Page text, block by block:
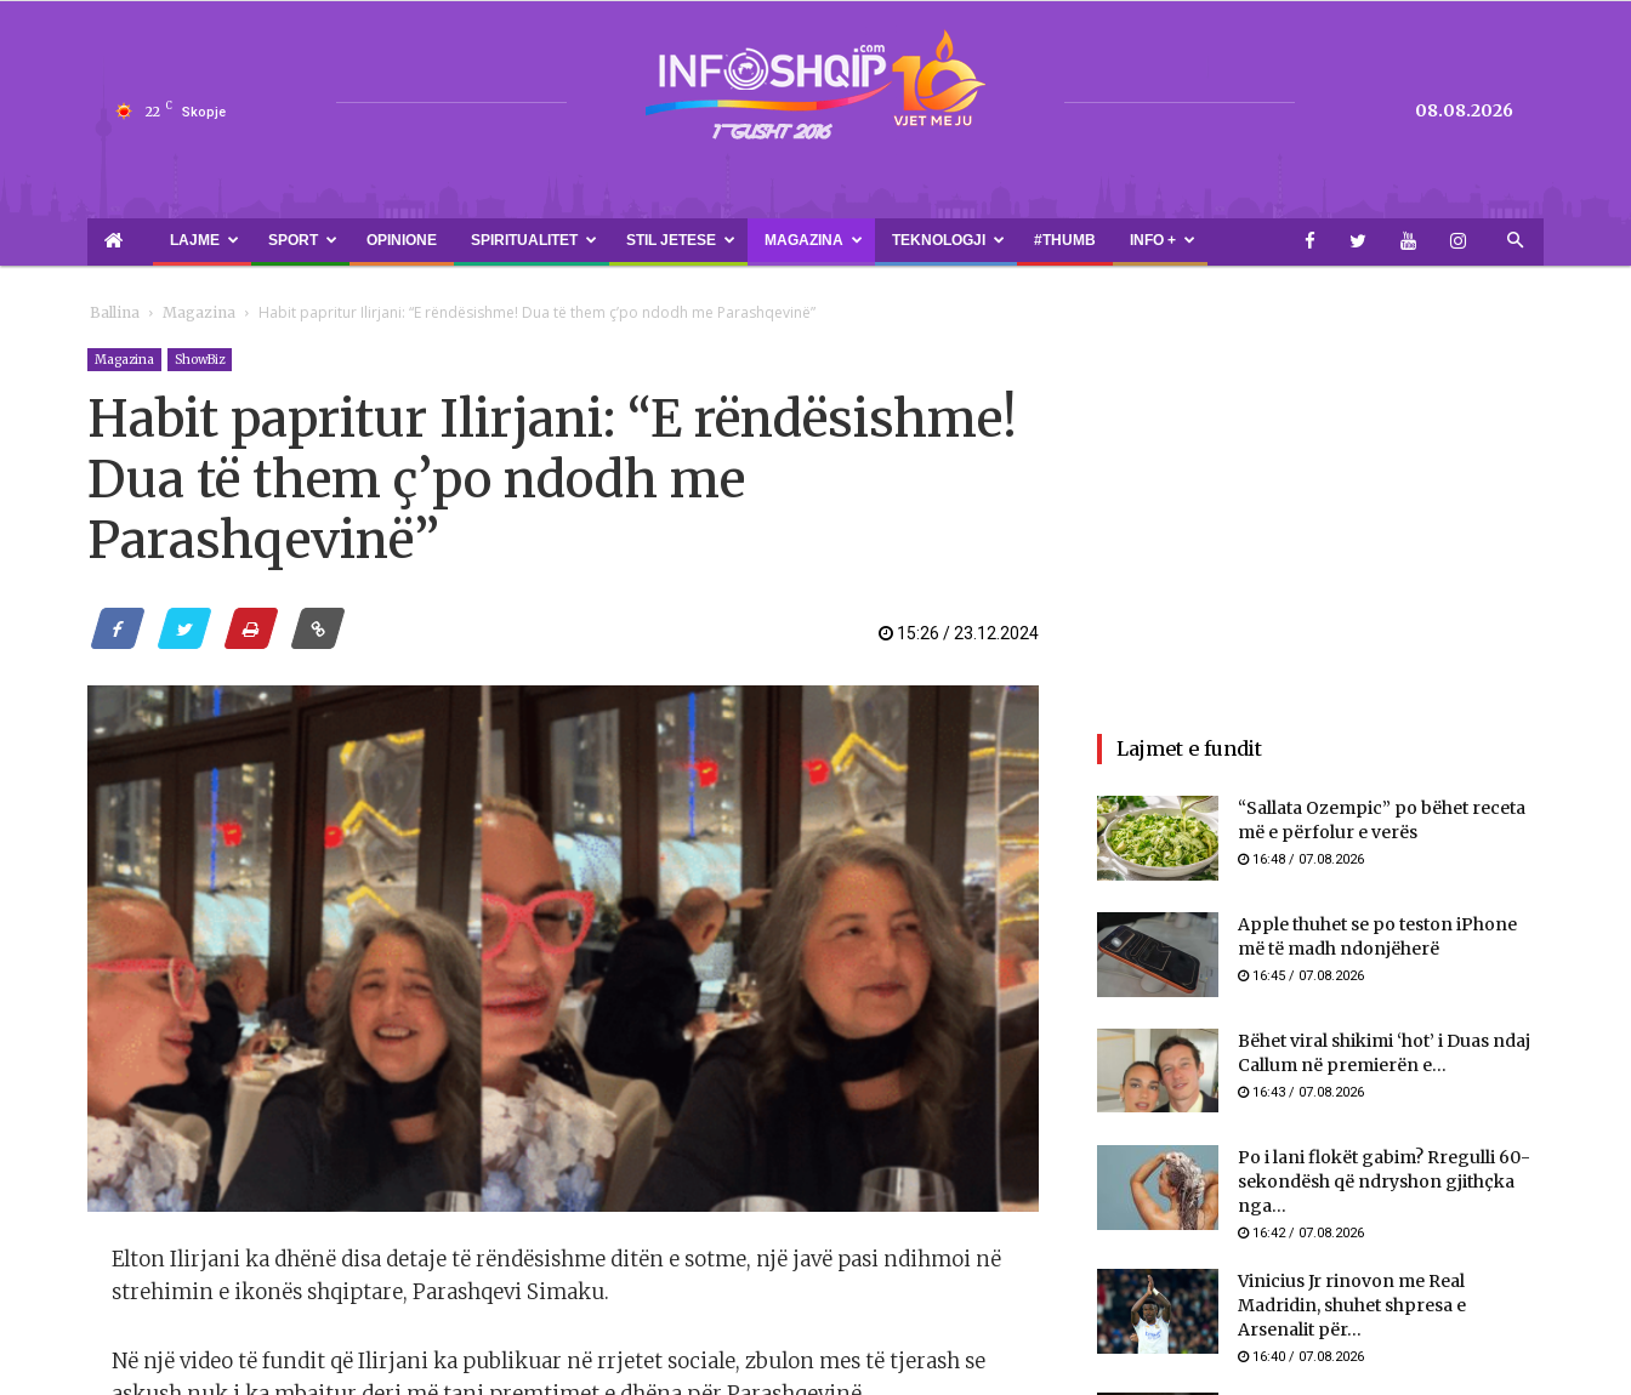
22 C Skopje
INFOSHQIP.COM
08.08.2026
LAJME SPORT OPINIONE SPIRITUALITET STIL JETESE MAGAZINA TEKNOLOGJI #THUMB INFO +
Ballina Magazina Habit papritur Ilirjani: “E rëndësishme! Dua të them ç’po ndodh me Parashqevinë”
Magazina ShowBiz
Habit papritur Ilirjani: “E rëndësishme!
Dua të them ç’po ndodh me
Parashqevinë”
15:26 / 23.12.2024
Elton Ilirjani ka dhënë disa detaje të rëndësishme ditën e sotme, një javë pasi ndihmoi në
strehimin e ikonës shqiptare, Parashqevi Simaku.
Në një video të fundit që Ilirjani ka publikuar në rrjetet sociale, zbulon mes të tjerash se
Lajmet e fundit
“Sallata Ozempic” po bëhet receta
më e përfolur e verës
16:48 / 07.08.2026
Apple thuhet se po teston iPhone
më të madh ndonjëherë
16:45 / 07.08.2026
Bëhet viral shikimi ‘hot’ i Duas ndaj
Callum në premierën e...
16:43 / 07.08.2026
Po i lani flokët gabim? Rregulli 60-
sekondësh që ndryshon gjithçka
nga...
16:42 / 07.08.2026
Vinicius Jr rinovon me Real
Madridin, shuhet shpresa e
Arsenalit për...
16:40 / 07.08.2026